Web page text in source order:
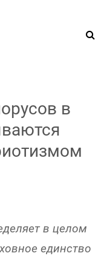
в
в целом
единство